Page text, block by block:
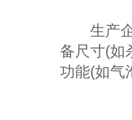
生产企
备尺寸(如
功能(如气